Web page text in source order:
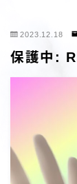
2023.12.18
保護中: